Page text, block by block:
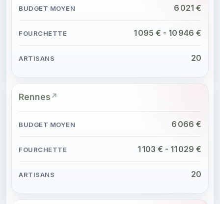
6 021 €
1 095 € - 10 946 €
20
Rennes
6 066 €
1 103 € - 11 029 €
20